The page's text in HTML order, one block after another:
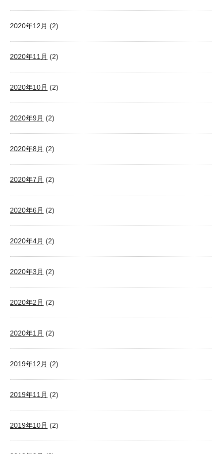
2020年12月 (2)
2020年11月 (2)
2020年10月 (2)
2020年9月 (2)
2020年8月 (2)
2020年7月 (2)
2020年6月 (2)
2020年4月 (2)
2020年3月 (2)
2020年2月 (2)
2020年1月 (2)
2019年12月 (2)
2019年11月 (2)
2019年10月 (2)